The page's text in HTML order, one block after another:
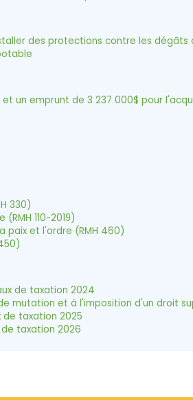
des protections contre les dégâts
un emprunt de 3 237 000$ pour
330)
110-2019)
paix et l'ordre (RMH 460)
de taxation 2024
mutation et à l'imposition d'un droit
taxation 2025
taxation 2026